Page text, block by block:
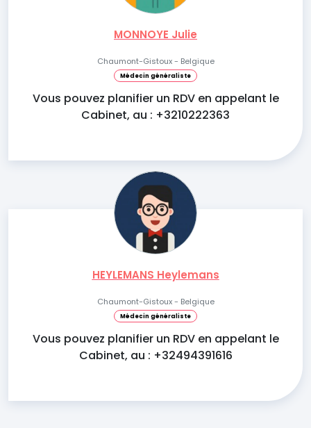
MONNOYE Julie
Chaumont-Gistoux - Belgique
Médecin généraliste
Vous pouvez planifier un RDV en appelant le
Cabinet, au : +3210222363
HEYLEMANS Heylemans
Chaumont-Gistoux - Belgique
Médecin généraliste
Vous pouvez planifier un RDV en appelant le
Cabinet, au : +32494391616